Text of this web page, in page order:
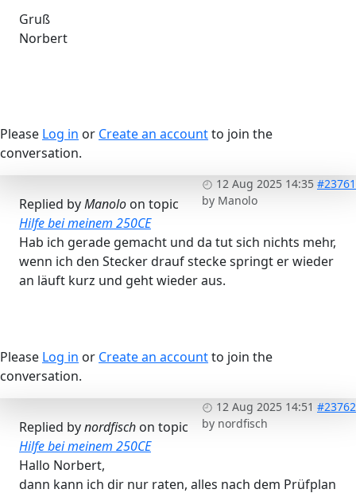
Gruß
Norbert
Please Log in or Create an accountto join the
conversation.
12 Aug 2025 14:35 #23761
by Manolo
Replied byManoloon topic
Hilfe bei meinem 250CE
Hab ich gerade gemacht und da tut sich nichts mehr,
wenn ich den Stecker drauf stecke springt er wieder
an läuft kurz und geht wieder aus.
Please Log in or Create an accountto join the
conversation.
12 Aug 2025 14:51 #23762
by nordfisch
Replied bynordfischon topic
Hilfe bei meinem 250CE
Hallo Norbert,
dann kann ich dir nur raten, alles nach dem Prüfplan